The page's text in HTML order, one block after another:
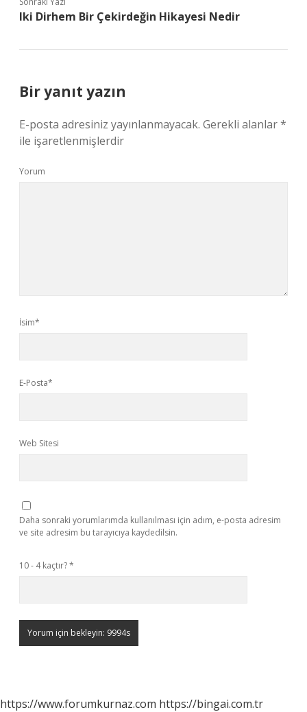
Iki Dirhem Bir Çekirdeğin Hikayesi Nedir
Bir yanıt yazın
E-posta adresiniz yayınlanmayacak. Gerekli alanlar*
ile işaretlenmişlerdir
Yorum
İsim*
E-Posta*
Web Sitesi
Daha sonraki yorumlarımda kullanılması için adım, e-posta adresim
ve site adresim bu tarayıcıya kaydedilsin.
10 - 4 kaçtır?*
https://www.forumkurnaz.com https://bingai.com.tr